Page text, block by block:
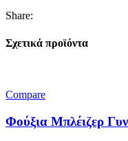
Share:
Σχετικά προϊόντα
Compare
Φούξια Μπλέιζερ